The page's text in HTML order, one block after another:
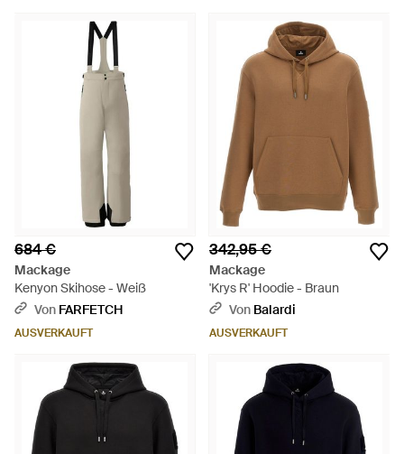
684 €
Mackage
Kenyon Skihose - Weiß
Von FARFETCH
AUSVERKAUFT
342,95 €
Mackage
'Krys R' Hoodie - Braun
Von Balardi
AUSVERKAUFT